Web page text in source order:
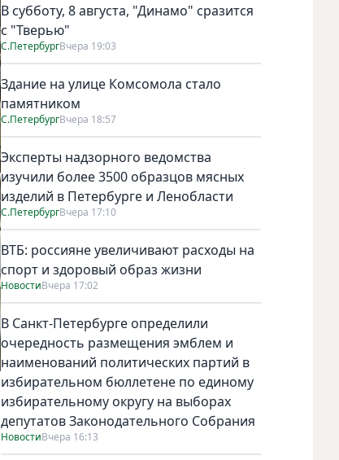
В субботу, 8 августа, "Динамо" сразится
с "Тверью"
С.ПетербургВчера 19:03
Здание на улице Комсомола стало
памятником
С.ПетербургВчера 18:57
Эксперты надзорного ведомства
изучили более 3500 образцов мясных
изделий в Петербурге и Ленобласти
С.ПетербургВчера 17:10
ВТБ: россияне увеличивают расходы на
спорт и здоровый образ жизни
НовостиВчера 17:02
В Санкт-Петербурге определили
очередность размещения эмблем и
наименований политических партий в
избирательном бюллетене по единому
избирательному округу на выборах
депутатов Законодательного Собрания
НовостиВчера 16:13